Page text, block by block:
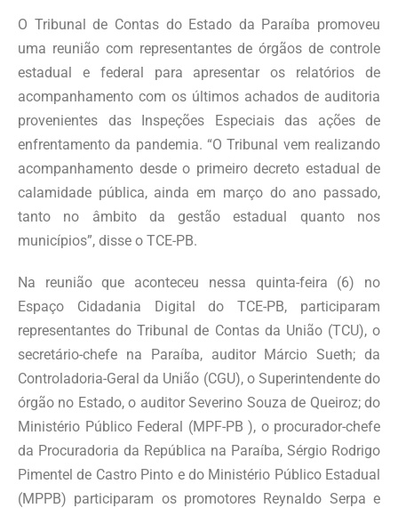
O Tribunal de Contas do Estado da Paraíba promoveu
uma reunião com representantes de órgãos de controle
estadual e federal para apresentar os relatórios de
acompanhamento com os últimos achados de auditoria
provenientes das Inspeções Especiais das ações de
enfrentamento da pandemia. “O Tribunal vem realizando
acompanhamento desde o primeiro decreto estadual de
calamidade pública, ainda em março do ano passado,
tanto no âmbito da gestão estadual quanto nos
municípios”, disse o TCE-PB.
Na reunião que aconteceu nessa quinta-feira (6) no
Espaço Cidadania Digital do TCE-PB, participaram
representantes do Tribunal de Contas da União (TCU), o
secretário-chefe na Paraíba, auditor Márcio Sueth; da
Controladoria-Geral da União (CGU), o Superintendente do
órgão no Estado, o auditor Severino Souza de Queiroz; do
Ministério Público Federal (MPF-PB ), o procurador-chefe
da Procuradoria da República na Paraíba, Sérgio Rodrigo
Pimentel de Castro Pinto e do Ministério Público Estadual
(MPPB) participaram os promotores Reynaldo Serpa e